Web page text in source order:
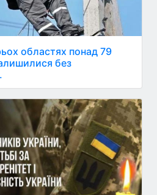
областях понад 79
без